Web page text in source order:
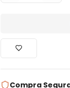
Compra